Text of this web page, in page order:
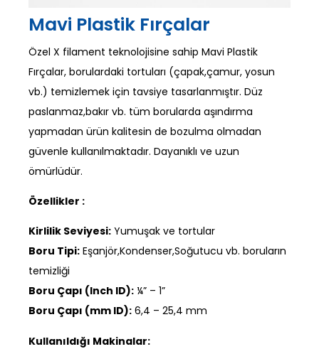
Mavi Plastik Fırçalar
Özel X filament teknolojisine sahip Mavi Plastik
Fırçalar, borulardaki tortuları (çapak,çamur, yosun
vb.) temizlemek için tavsiye tasarlanmıştır. Düz
paslanmaz,bakır vb. tüm borularda aşındırma
yapmadan ürün kalitesin de bozulma olmadan
güvenle kullanılmaktadır. Dayanıklı ve uzun
ömürlüdür.
Özellikler :
Kirlilik Seviyesi: Yumuşak ve tortular
Boru Tipi: Eşanjör,Kondenser,Soğutucu vb. boruların
temizliği
Boru Çapı (Inch ID): ¼” – 1”
Boru Çapı (mm ID): 6,4 – 25,4 mm
Kullanıldığı Makinalar: